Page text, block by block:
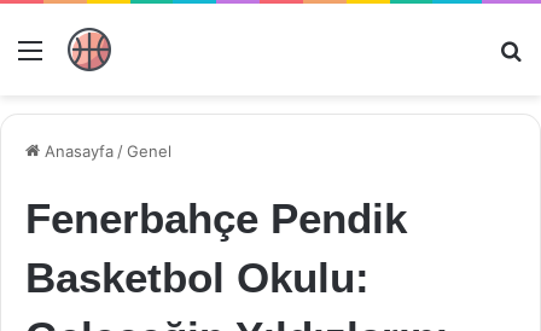
Menü
Anasayfa /Genel
Fenerbahçe Pendik
Basketbol Okulu: